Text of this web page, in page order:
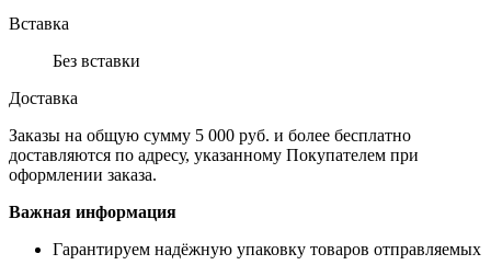
Вставка
Без вставки
Доставка
Заказы на общую сумму 5 000 руб. и более бесплатно
доставляются по адресу, указанному Покупателем при
оформлении заказа.
Важная информация
Гарантируем надёжную упаковку товаров отправляемых